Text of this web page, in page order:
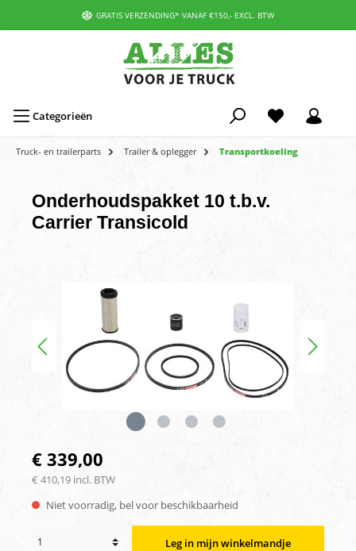
GRATIS VERZENDING* VANAF €150,- EXCL. BTW
Categorieën
Truck- en trailerparts Trailer & oplegger Transportkoeling
Onderhoudspakket 10 t.b.v.
Carrier Transicold
€ 339,00
€ 410,19 incl. BTW
Niet voorradig, bel voor beschikbaarheid
Leg in mijn winkelmandje